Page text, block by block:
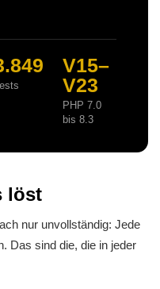
V15–
V23
PHP 7.0
bis 8.3
löst
nur unvollständig: Jede
Das sind die, die in jeder